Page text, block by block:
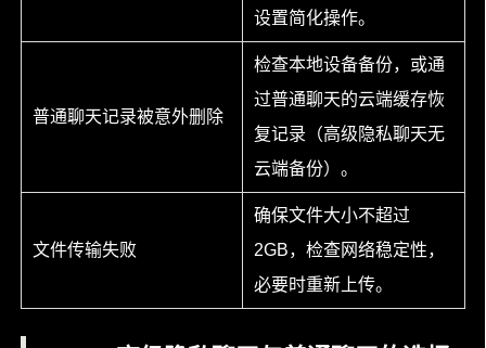
设置简化操作。
普通聊天记录被意外删除
检查本地设备备份，或通
过普通聊天的云端缓存恢
复记录（高级隐私聊天无
云端备份）。
文件传输失败
确保文件大小不超过
2GB，检查网络稳定性，
必要时重新上传。